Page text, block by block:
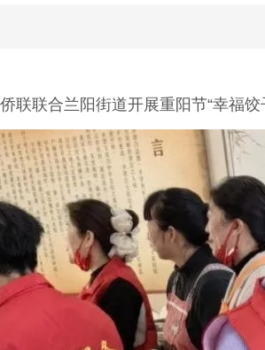
联合兰阳街道开展重阳节“幸福饺